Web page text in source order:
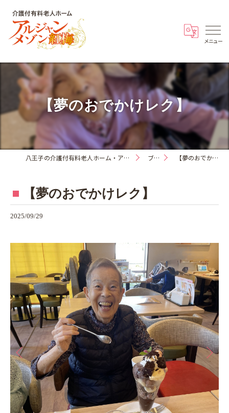
【夢のおでかけレク】
八王子の介護付有料老人ホーム・アルジャンメゾン紅梅 ブログ 【夢のおでかけレク】
【夢のおでかけレク】
2025/09/29